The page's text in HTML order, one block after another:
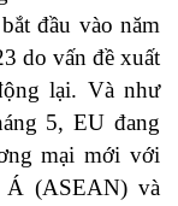
đầu vào năm
do vấn đề xuất
lại. Và như
5, EU đang
mại mới với
Á (ASEAN) và